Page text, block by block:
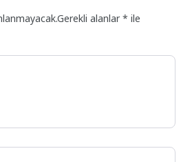
Gerekli alanlar* ile